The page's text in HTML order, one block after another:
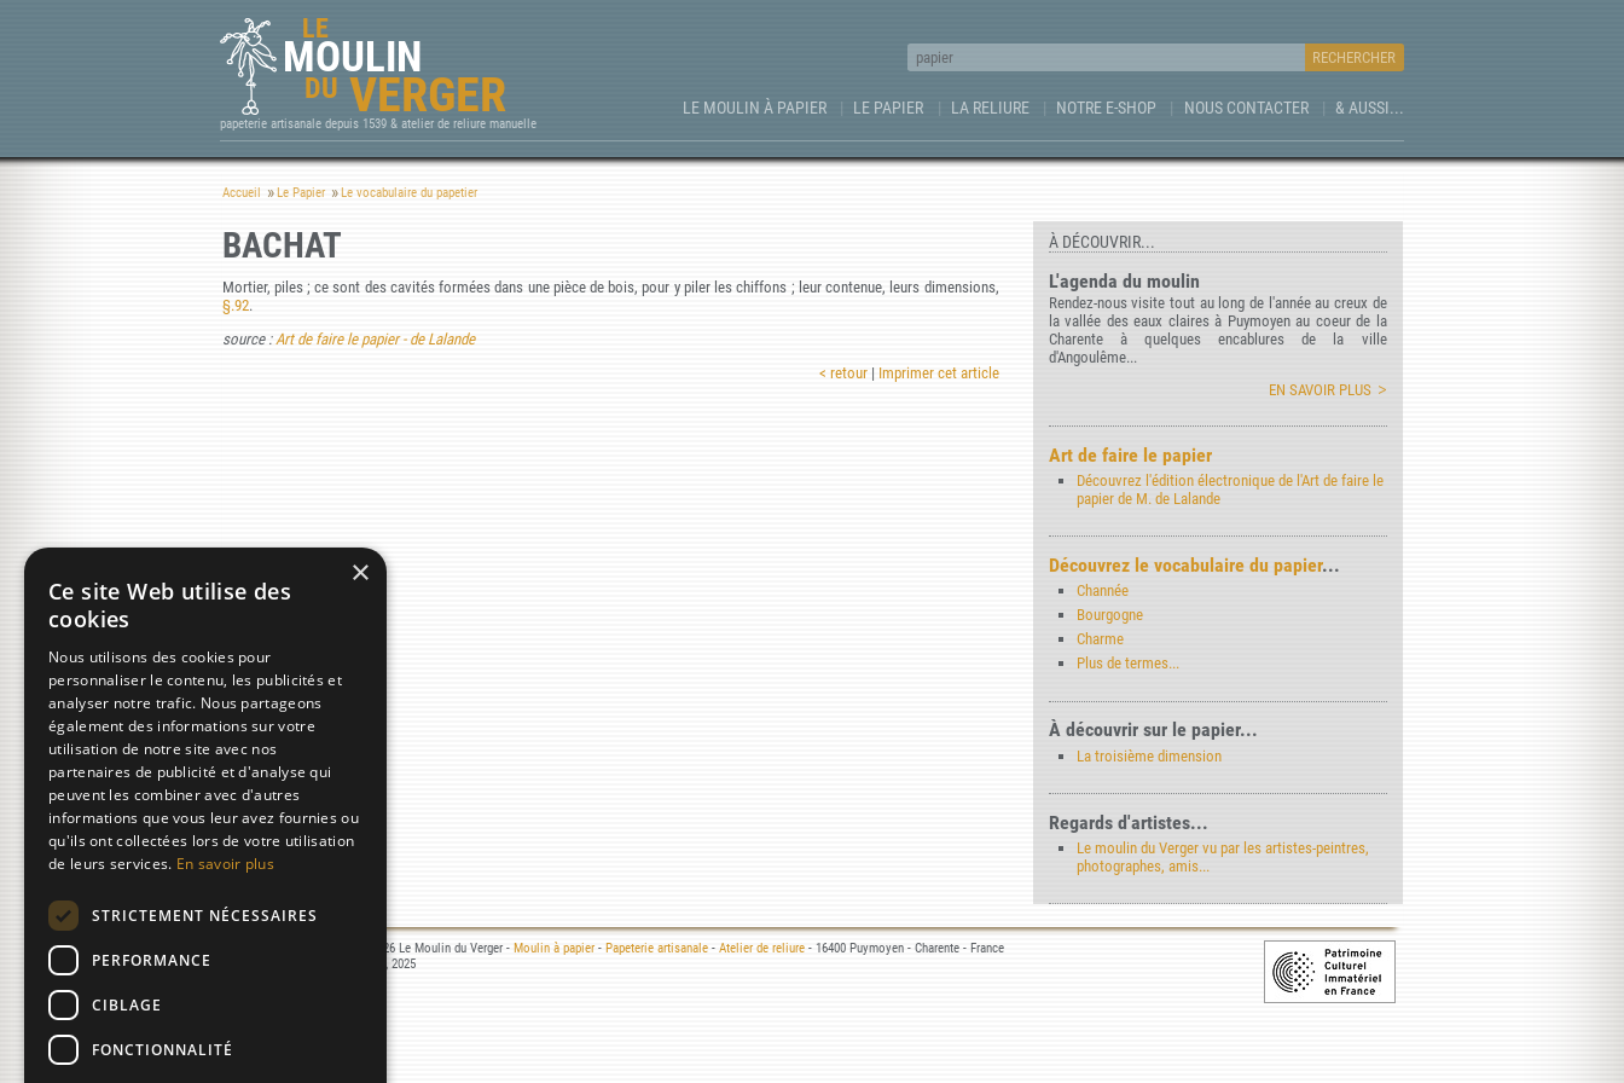
LE
MOULIN
DU VERGER
papeterie artisanale depuis 1539 & atelier de reliure manuelle
LE MOULIN À PAPIER LE PAPIER LA RELIURE NOTRE E-SHOP NOUS CONTACTER & AUSSI...
Accueil Le Papier Le vocabulaire du papetier
BACHAT
Mortier, piles ; ce sont des cavités formées dans une pièce de bois, pour y piler les chiffons ; leur contenue, leurs dimensions,
§.92.
source : Art de faire le papier - de Lalande
< retour| Imprimer cet article
À DÉCOUVRIR...
L'agenda du moulin
Rendez-nous visite tout au long de l'année au creux de
la vallée des eaux claires à Puymoyen au coeur de la
Charente à quelques encablures de la ville
d'Angoulême...
EN SAVOIR PLUS
Art de faire le papier
Découvrez l'édition électronique de l'Art de faire le
papier de M. de Lalande
Découvrez le vocabulaire du papier...
Channée
Bourgogne
Charme
Plus de termes...
À découvrir sur le papier...
La troisième dimension
Regards d'artistes...
Le moulin du Verger vu par les artistes-peintres,
photographes, amis...
- © 2000-2026 Le Moulin du Verger - Moulin à papier- Papeterie artisanale- Atelier de reliure- 16400 Puymoyen - Charente - France
, 2025
×
Ce site Web utilise des
cookies
Nous utilisons des cookies pour
personnaliser le contenu, les publicités et
analyser notre trafic. Nous partageons
également des informations sur votre
utilisation de notre site avec nos
partenaires de publicité et d'analyse qui
peuvent les combiner avec d'autres
informations que vous leur avez fournies ou
qu'ils ont collectées lors de votre utilisation
de leurs services. En savoir plus
STRICTEMENT NÉCESSAIRES
PERFORMANCE
CIBLAGE
FONCTIONNALITÉ